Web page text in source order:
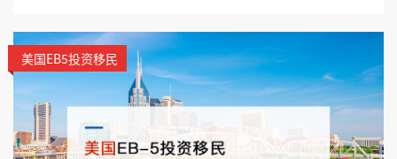
美国EB5投资移民